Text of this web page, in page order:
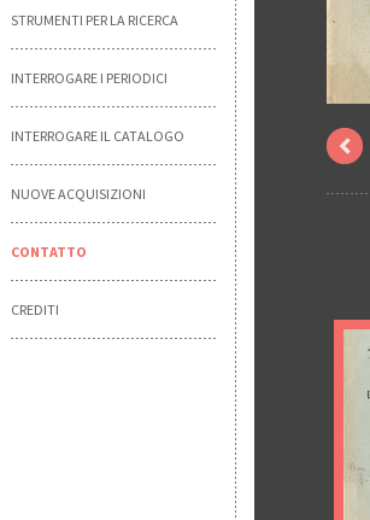
STRUMENTI PER LA RICERCA
INTERROGARE I PERIODICI
INTERROGARE IL CATALOGO
NUOVE ACQUISIZIONI
CONTATTO
CREDITI